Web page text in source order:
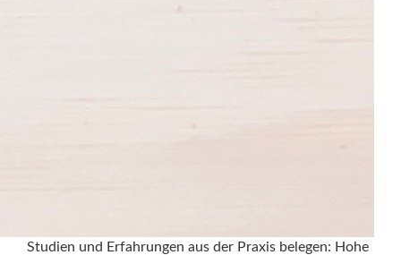
Studien und Erfahrungen aus der Praxis belegen: Hohe